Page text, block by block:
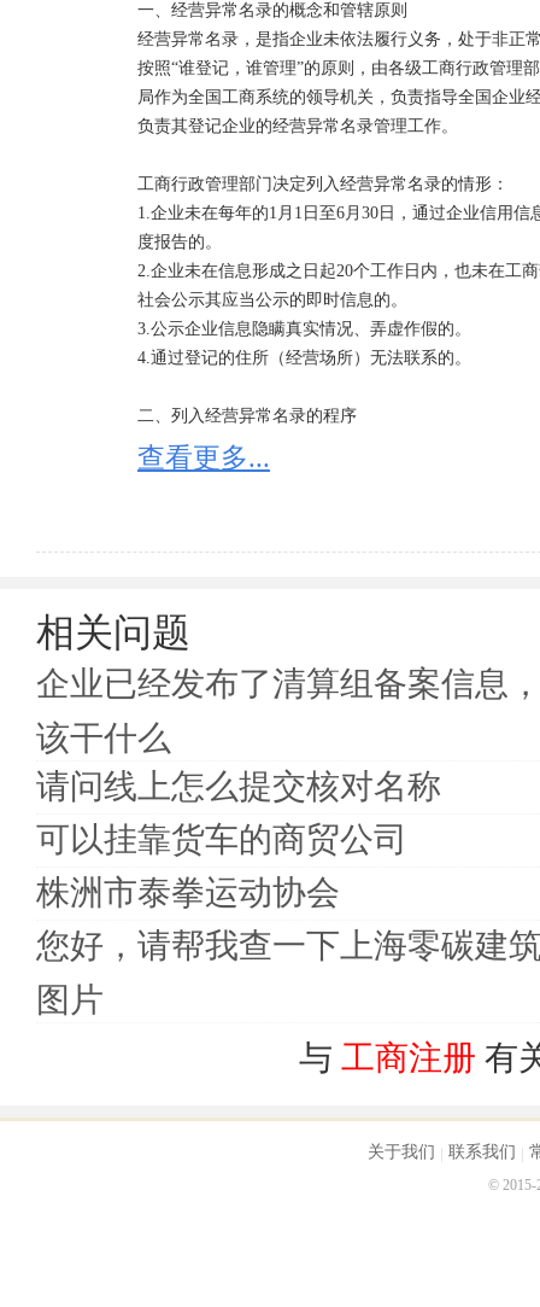
根据《企业经营异常名录管理暂行办法》的有关规
之日起30日内向作出决定的工商行政管理部门提出书
在5个工作日内决定是否受理。予以受理的，应当在
不予受理的，将不予受理的理由书面告知申请人。
企业被列入经营异常名录满3年仍未依照规定履行公
法企业名单，并通过信用信息公示系统向社会公示。
申请移出经营异常名录要多久：
工商局自收到资料后5个工作日内作出移出决定，恢
核实，并将核实结果书面告知申请人；不予受理的，
不收费。
五、查看列入异常原因，有四种异常，选择相应的。
七、下载《企业移出经营异常名录申请表》。
八、带上《企业移出经营异常名录申请表》和移出
明，不同异常原因的所需材料都不同。
九、带上以上资料到企业所属工商局大厅提交申请。
十、工商局自收到资料后5个工作日内作出移出决定
作日内核实，并将核实结果书面告知申请人；不予受
一、经营异常名录的概念和管辖原则
经营异常名录，是指企业未依法履行义务，处于非正
按照“谁登记，谁管理”的原则，由各级工商行政管理
局作为全国工商系统的领导机关，负责指导全国企业
负责其登记企业的经营异常名录管理工作。
工商行政管理部门决定列入经营异常名录的情形：
1.企业未在每年的1月1日至6月30日，通过企业信用
度报告的。
2.企业未在信息形成之日起20个工作日内，也未在工
社会公示其应当公示的即时信息的。
3.公示企业信息隐瞒真实情况、弄虚作假的。
4.通过登记的住所（经营场所）无法联系的。
二、列入经营异常名录的程序
1.企业未按规定报送年度报告的，工商行政管理部门
其列入经营异常名录决定，并予以公示。
实之日起10个工作日内做出将其列入经营异常名录的
4.工商行政管理部门通过抽查、举报核查方式或依法
取得联系的，自查实之日起10个工作日内作出将其列
三、移出经营异常名录的情形和程序
商行政管理部门自收到申请之日起5个工作日内作出
2.未按规定履行即时信息公示义务的企业，应当先履
录，工商行政管理部门收到申请后，自查实之日起5
3.公示信息隐瞒真实情况、弄虚作假的企业，更正公
名录，工商行政管理部门收到申请后，自查实之日
4.企业依法办理住所或者经营场所变更登记，或者提
申请恢复正常记载状态的，工商行政管理部门收到
四、经营异常名录与严重违法企业名单的衔接
入经营异常名录届满3年前60天内，通过企业信用信
查看更多...
相关问题
企业已经发布了清算组备案信息
该干什么
请问线上怎么提交核对名称
可以挂靠货车的商贸公司
株洲市泰拳运动协会
您好，请帮我查一下上海零碳建
图片
与 工商注册 有
关于我们 联系我们
© 2015-